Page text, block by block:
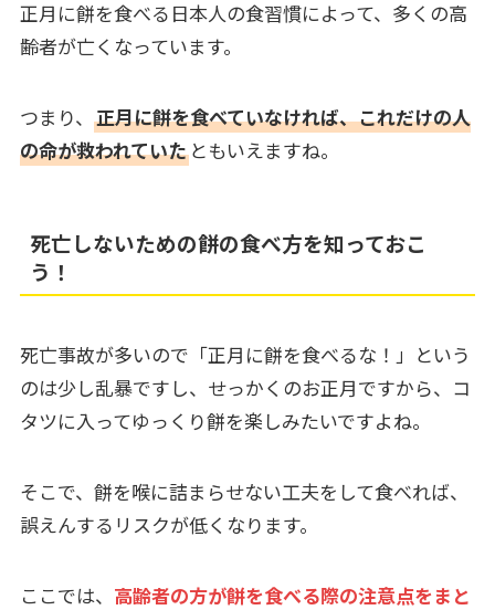
正月に餅を食べる日本人の食習慣によって、多くの高
齢者が亡くなっています。
つまり、 正月に餅を食べていなければ、これだけの人
の命が救われていたともいえますね。
死亡しないための餅の食べ方を知っておこ
う！
死亡事故が多いので「正月に餅を食べるな！」という
のは少し乱暴ですし、せっかくのお正月ですから、コ
タツに入ってゆっくり餅を楽しみたいですよね。
そこで、餅を喉に詰まらせない工夫をして食べれば、
誤えんするリスクが低くなります。
ここでは、 高齢者の方が餅を食べる際の注意点をまと